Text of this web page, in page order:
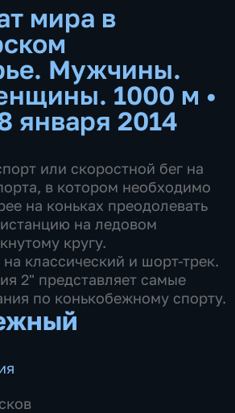
мира в
Мужчины.
1000 м •
января 2014
или скоростной бег на
в котором необходимо
на коньках преодолевать
на ледовом
кругу.
классический и шорт-трек.
2" представляет самые
по конькобежному спорту.